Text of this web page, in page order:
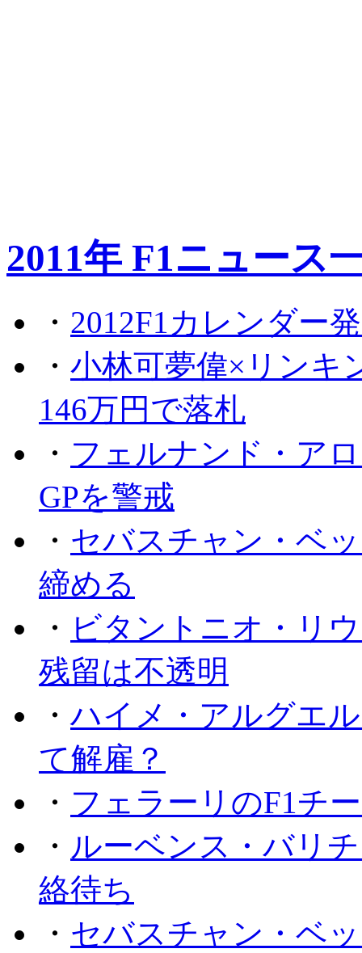
2011年 F1ニュース
・ 2012F1カレンダー
・ 小林可夢偉×リンキ
146万円で落札
・ フェルナンド・ア
GPを警戒
・ セバスチャン・ベ
締める
・ ビタントニオ・リ
残留は不透明
・ハイメ・アルグエ
て解雇？
・ フェラーリのF1チ
・ ルーベンス・バリ
絡待ち
・ セバスチャン・ベ